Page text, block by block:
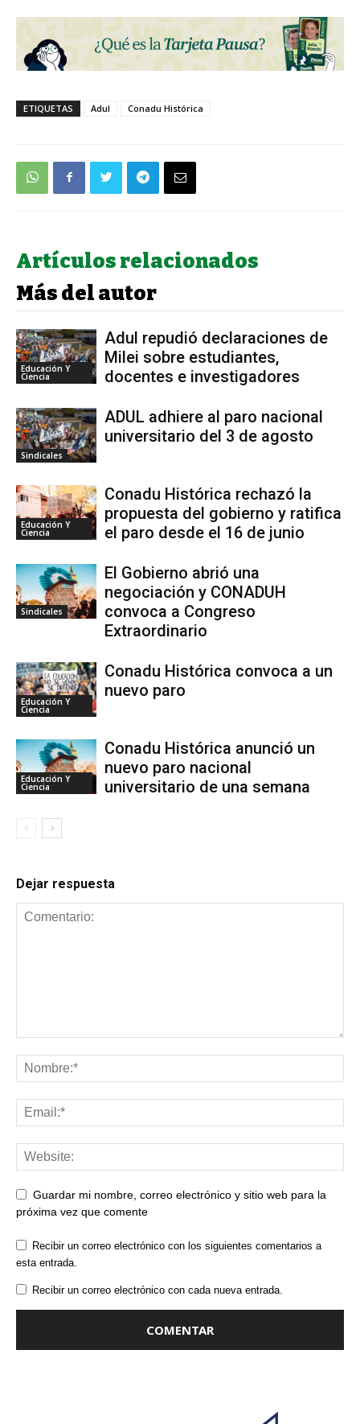
ETIQUETAS Adul Conadu Histórica
Artículos relacionados
Más del autor
Educación Y
Ciencia
Adul repudió declaraciones de
Milei sobre estudiantes,
docentes e investigadores
Sindicales
ADUL adhiere al paro nacional
universitario del 3 de agosto
Educación Y
Ciencia
Conadu Histórica rechazó la
propuesta del gobierno y ratifica
el paro desde el 16 de junio
Sindicales
El Gobierno abrió una
negociación y CONADUH
convoca a Congreso
Extraordinario
Educación Y
Ciencia
Conadu Histórica convoca a un
nuevo paro
Educación Y
Ciencia
Conadu Histórica anunció un
nuevo paro nacional
universitario de una semana
Dejar respuesta
Guardar mi nombre, correo electrónico y sitio web para la
próxima vez que comente
Recibir un correo electrónico con los siguientes comentarios a
esta entrada.
Recibir un correo electrónico con cada nueva entrada.